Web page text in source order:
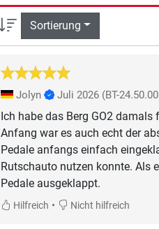
Sortierung
Jolyn Juli 2026 (BT-
Ich habe das Berg GO2
Anfang war es auch echt der
Pedale anfangs einfach
Rutschauto nutzen konnte. Als
Pedale ausgeklappt.
Hilfreich • Nicht hilfreich